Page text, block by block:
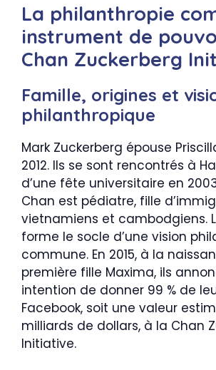
La philanthropie
instrument de
Chan Zuckerberg
Famille, origines et
philanthropique
Mark Zuckerberg épouse
2012. Ils se sont rencontrés à
d’une fête universitaire en
Chan est pédiatre, fille
vietnamiens et cambodgiens.
forme le socle d’une vision
commune. En 2015, à la
première fille Maxima, ils
intention de donner 99 % de
Facebook, soit une valeur
milliards de dollars, à la Chan
Initiative.